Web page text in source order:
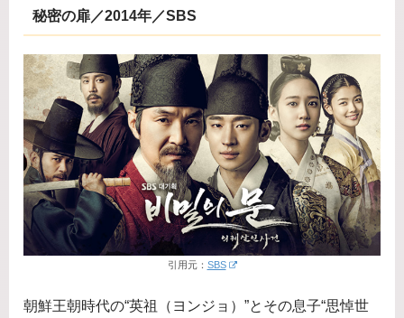
秘密の扉／2014年／SBS
引用元： SBS
朝鮮王朝時代の“英祖（ヨンジョ）”とその息子“思悼世